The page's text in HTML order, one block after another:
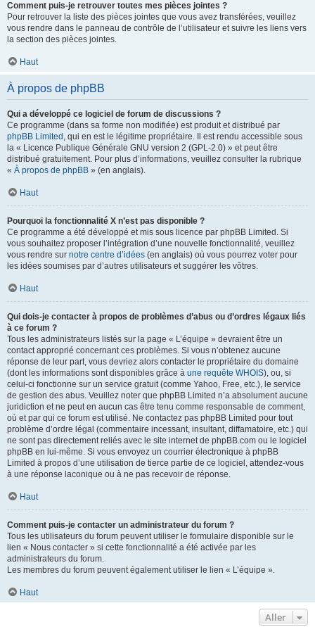
Comment puis-je retrouver toutes mes pièces jointes ?
Pour retrouver la liste des pièces jointes que vous avez transférées, veuillez
vous rendre dans le panneau de contrôle de l’utilisateur et suivre les liens vers
la section des pièces jointes.
Haut
À propos de phpBB
Qui a développé ce logiciel de forum de discussions ?
Ce programme (dans sa forme non modifiée) est produit et distribué par
phpBB Limited , qui en est le légitime propriétaire. Il est rendu accessible sous
la « Licence Publique Générale GNU version 2 (GPL-2.0) » et peut être
distribué gratuitement. Pour plus d’informations, veuillez consulter la rubrique
« À propos de phpBB » (en anglais).
Haut
Pourquoi la fonctionnalité X n’est pas disponible ?
Ce programme a été développé et mis sous licence par phpBB Limited. Si
vous souhaitez proposer l’intégration d’une nouvelle fonctionnalité, veuillez
vous rendre sur notre centre d’idées (en anglais) où vous pourrez voter pour
les idées soumises par d’autres utilisateurs et suggérer les vôtres.
Haut
Qui dois-je contacter à propos de problèmes d’abus ou d’ordres légaux liés
à ce forum ?
Tous les administrateurs listés sur la page « L’équipe » devraient être un
contact approprié concernant ces problèmes. Si vous n’obtenez aucune
réponse de leur part, vous devriez alors contacter le propriétaire du domaine
(dont les informations sont disponibles grâce à une requête WHOIS), ou, si
celui-ci fonctionne sur un service gratuit (comme Yahoo, Free, etc.), le service
de gestion des abus. Veuillez noter que phpBB Limited n’a absolument aucune
juridiction et ne peut en aucun cas être tenu comme responsable de comment,
où et par qui ce forum est utilisé. Ne contactez pas phpBB Limited pour tout
problème d’ordre légal (commentaire incessant, insultant, diffamatoire, etc.) qui
ne sont pas directement reliés avec le site internet de phpBB.com ou le logiciel
phpBB en lui-même. Si vous envoyez un courrier électronique à phpBB
Limited à propos d’une utilisation de tierce partie de ce logiciel, attendez-vous
à une réponse laconique ou à ne pas recevoir de réponse.
Haut
Comment puis-je contacter un administrateur du forum ?
Tous les utilisateurs du forum peuvent utiliser le formulaire disponible sur le
lien « Nous contacter » si cette fonctionnalité a été activée par les
administrateurs du forum.
Les membres du forum peuvent également utiliser le lien « L’équipe ».
Haut
Aller